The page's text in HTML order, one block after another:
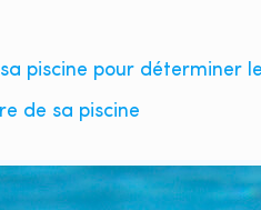
piscine pour déterminer
de sa piscine